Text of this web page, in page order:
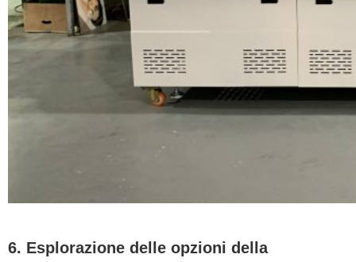
6. Esplorazione delle opzioni della